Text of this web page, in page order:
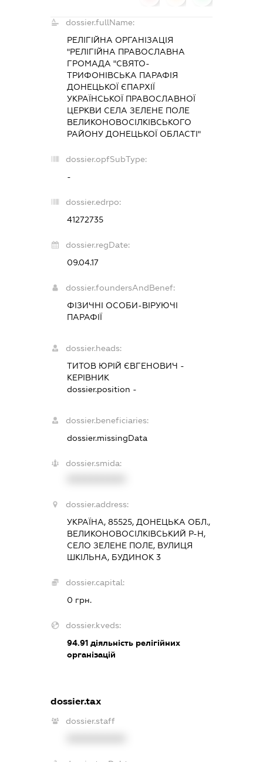
dossier.fullName:
РЕЛІГІЙНА ОРГАНІЗАЦІЯ
"РЕЛІГІЙНА ПРАВОСЛАВНА
ГРОМАДА "СВЯТО-
ТРИФОНІВСЬКА ПАРАФІЯ
ДОНЕЦЬКОЇ ЄПАРХІЇ
УКРАЇНСЬКОЇ ПРАВОСЛАВНОЇ
ЦЕРКВИ СЕЛА ЗЕЛЕНЕ ПОЛЕ
ВЕЛИКОНОВОСІЛКІВСЬКОГО
РАЙОНУ ДОНЕЦЬКОЇ ОБЛАСТІ"
dossier.opfSubType:
-
dossier.edrpo:
41272735
dossier.regDate:
09.04.17
dossier.foundersAndBenef:
ФІЗИЧНІ ОСОБИ-ВІРУЮЧІ
ПАРАФІЇ
dossier.heads:
ТИТОВ ЮРІЙ ЄВГЕНОВИЧ -
КЕРІВНИК
dossier.position -
dossier.beneficiaries:
dossier.missingData
dossier.smida:
dossier.address:
УКРАЇНА, 85525, ДОНЕЦЬКА ОБЛ.,
ВЕЛИКОНОВОСІЛКІВСЬКИЙ Р-Н,
СЕЛО ЗЕЛЕНЕ ПОЛЕ, ВУЛИЦЯ
ШКІЛЬНА, БУДИНОК 3
dossier.capital:
0 грн.
dossier.kveds:
94.91діяльність релігійних
організацій
dossier.tax
dossier.staff